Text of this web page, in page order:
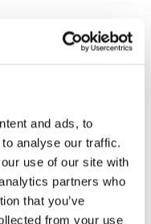
and ads, to
analyse our traffic.
use of our site with
partners who
that you’ve
from your use